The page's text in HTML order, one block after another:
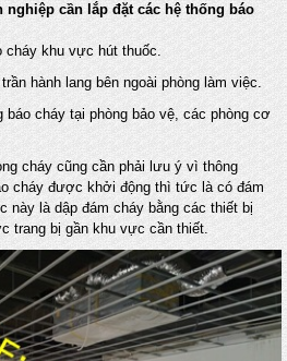
cần lắp đặt các hệ thống báo
khu vực hút thuốc.
hành lang bên ngoài phòng làm việc.
cháy tại phòng bảo vệ, các phòng cơ
cháy cũng cần phải lưu ý vì thông
cháy được khởi động thì tức là có đám
này là dập đám cháy bằng các thiết bị
trang bị gần khu vực cần thiết.